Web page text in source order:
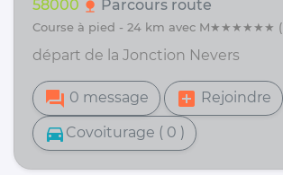
58000 nature Parcours route
course à pied - 24 km avec M★★★★★★ (
départ de la Jonction Nevers
forum 0 message add_box Rejoindre
directions_car Covoiturage ( 0 )